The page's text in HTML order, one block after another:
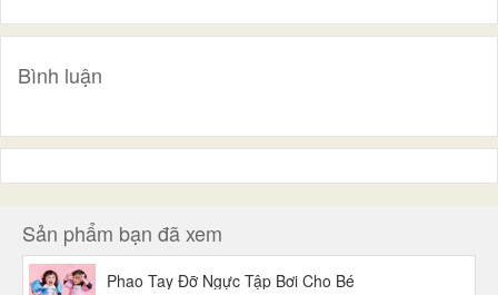
Bình luận
Sản phẩm bạn đã xem
Phao Tay Đỡ Ngực Tập Bơi Cho Bé